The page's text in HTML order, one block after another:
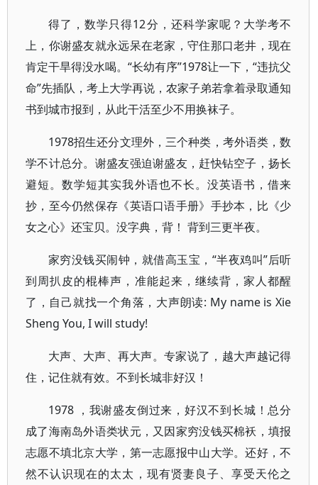
得了，数学只得12分，还科学家呢？大学考不
上，你谢盛友就永远呆在老家，守住那口老井，现在
肯定干旱得没水喝。“长幼有序”1978让一下，“违抗父
命”先插队，考上大学再说，农家子弟若拿着录取通知
书到城市报到，从此干活至少不用换袜子。
1978招生还分文理外，三个种类，考外语类，数
学不计总分。谢盛友强迫谢盛友，赶快钻空子，扬长
避短。数学短其实我外语也不长。没英语书，借来
抄，至今仍然保存《英语口语手册》手抄本，比《少
女之心》还宝贝。没字典，背！ 背到三更半夜。
家穷没钱买闹钟，就借高玉宝，“半夜鸡叫”后听
到周扒皮的棍棒声，准能起来，继续背，家人都醒
了，自己就找一个角落，大声朗读: My name is Xie
Sheng You, I will study!
大声、大声、再大声。专家说了，越大声越记得
住，记住就有效。不到长城非好汉！
1978 ，我谢盛友倒过来，好汉不到长城！总分
成了海南岛外语类状元，又因家穷没钱买棉袄，填报
志愿不填北京大学，第一志愿报中山大学。还好，不
然不认识现在的太太，现有贤妻良子、享受天伦之